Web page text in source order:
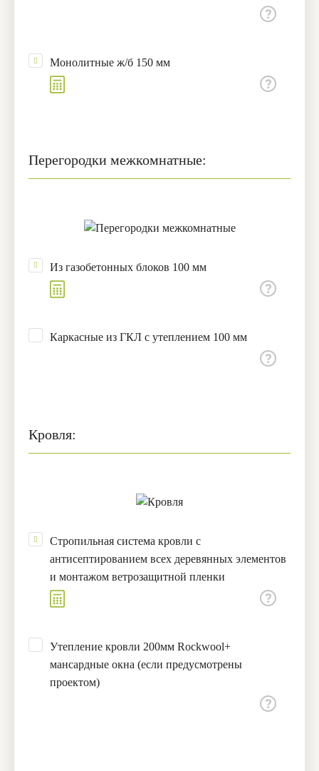
Монолитные ж/б 150 мм
Перегородки межкомнатные:
Из газобетонных блоков 100 мм
Каркасные из ГКЛ с утеплением 100 мм
Кровля:
Стропильная система кровли с
антисептированием всех деревянных элементов
и монтажом ветрозащитной пленки
Утепление кровли 200мм Rockwool+
мансардные окна (если предусмотрены
проектом)